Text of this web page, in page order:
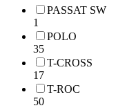
PASSAT SW
1
POLO
35
T-CROSS
17
T-ROC
50